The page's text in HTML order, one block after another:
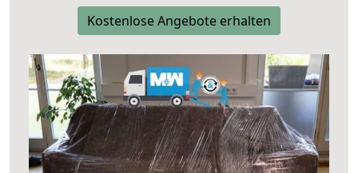
Kostenlose Angebote erhalten